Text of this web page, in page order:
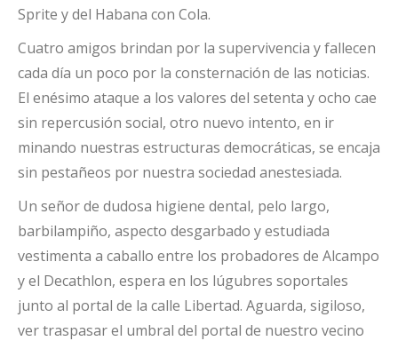
Sprite y del Habana con Cola.
Cuatro amigos brindan por la supervivencia y fallecen
cada día un poco por la consternación de las noticias.
El enésimo ataque a los valores del setenta y ocho cae
sin repercusión social, otro nuevo intento, en ir
minando nuestras estructuras democráticas, se encaja
sin pestañeos por nuestra sociedad anestesiada.
Un señor de dudosa higiene dental, pelo largo,
barbilampiño, aspecto desgarbado y estudiada
vestimenta a caballo entre los probadores de Alcampo
y el Decathlon, espera en los lúgubres soportales
junto al portal de la calle Libertad. Aguarda, sigiloso,
ver traspasar el umbral del portal de nuestro vecino